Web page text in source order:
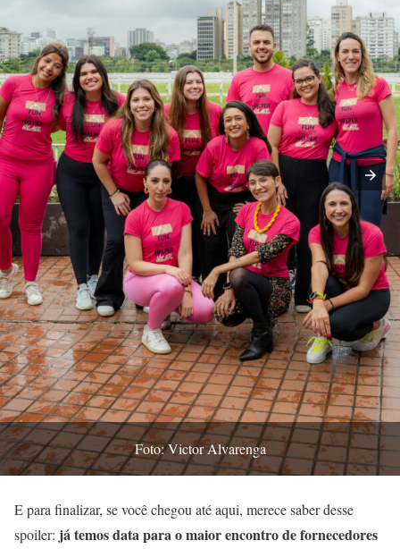
Foto: Victor Alvarenga
E para finalizar, se você chegou até aqui, merece saber desse
spoiler: já temos data para o maior encontro de fornecedores